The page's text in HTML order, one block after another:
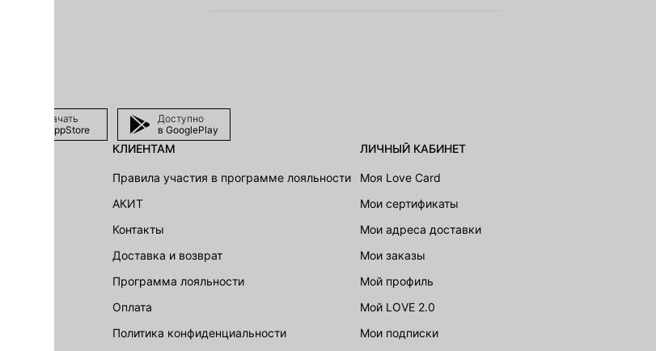
Скачать
в AppStore
Доступно
в GooglePlay
КЛИЕНТАМ
Правила участия в программе лояльности
АКИТ
Контакты
Доставка и возврат
Программа лояльности
Оплата
Политика конфиденциальности
ЛИЧНЫЙ КАБИНЕТ
Моя Love Card
Мои сертификаты
Мои адреса доставки
Мои заказы
Мой профиль
Мой LOVE 2.0
Мои подписки